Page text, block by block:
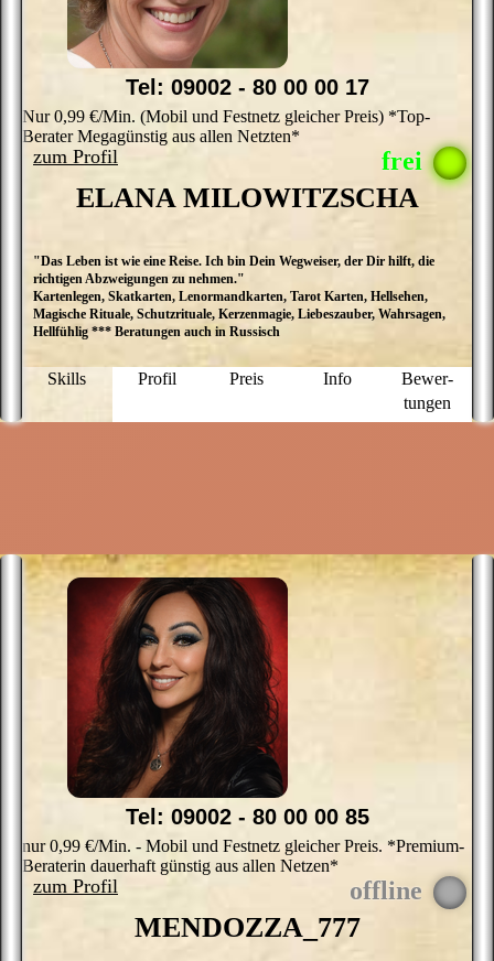
Wissen von A - Z
ELANA MILOWITZSCHA
"Das Leben ist wie eine Reise. Ich bin Dein Wegweiser, der Dir hilft, die
richtigen Abzweigungen zu nehmen."
Kartenlegen, Skatkarten, Lenormandkarten, Tarot Karten, Hellsehen,
Magische Rituale, Schutzrituale, Kerzenmagie, Liebeszauber, Wahrsagen,
Hellfühlig *** Beratungen auch in Russisch
Skills Profil Preis Info
Bewer­
tungen
Tel: 09002 - 80 00 00 17
Nur 0,99 €/Min. (Mobil und Festnetz gleicher Preis) *Top-
Berater Megagünstig aus allen Netzten*
zum Profil
MENDOZZA_777
Tel: 09002 - 80 00 00 85
nur 0,99 €/Min. - Mobil und Festnetz gleicher Preis. *Premium-
Beraterin dauerhaft günstig aus allen Netzen*
zum Profil